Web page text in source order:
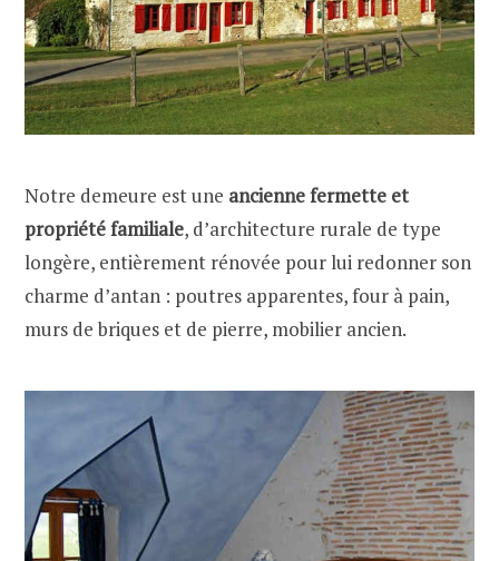
Notre demeure est une ancienne fermette et
propriété familiale, d’architecture rurale de type
longère, entièrement rénovée pour lui redonner son
charme d’antan : poutres apparentes, four à pain,
murs de briques et de pierre, mobilier ancien.